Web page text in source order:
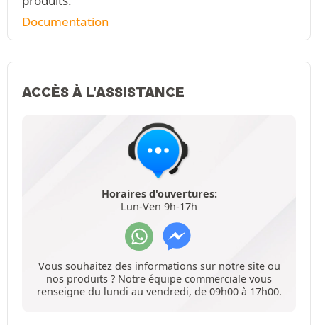
Documentation
ACCÈS À L'ASSISTANCE
Horaires d'ouvertures:
Lun-Ven 9h-17h
Vous souhaitez des informations sur notre site ou
nos produits ? Notre équipe commerciale vous
renseigne du lundi au vendredi, de 09h00 à 17h00.